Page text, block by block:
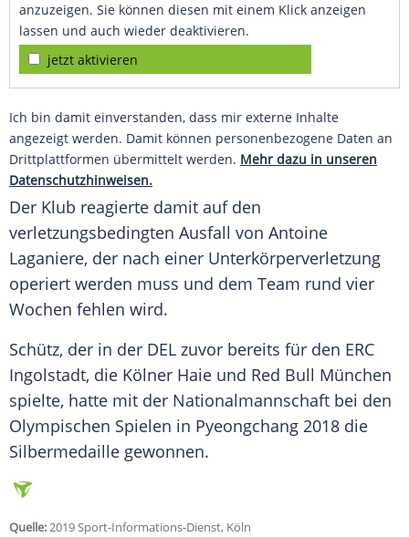
anzuzeigen. Sie können diesen mit einem Klick anzeigen
lassen und auch wieder deaktivieren.
jetzt aktivieren
Ich bin damit einverstanden, dass mir externe Inhalte
angezeigt werden. Damit können personenbezogene Daten an
Drittplattformen übermittelt werden. Mehr dazu in unseren
Datenschutzhinweisen.
Der Klub reagierte damit auf den
verletzungsbedingten Ausfall von Antoine
Laganiere, der nach einer Unterkörperverletzung
operiert werden muss und dem Team rund vier
Wochen fehlen wird.
Schütz, der in der DEL zuvor bereits für den ERC
Ingolstadt, die Kölner Haie und Red Bull München
spielte, hatte mit der Nationalmannschaft bei den
Olympischen Spielen in Pyeongchang 2018 die
Silbermedaille gewonnen.
Quelle:2019 Sport-Informations-Dienst, Köln